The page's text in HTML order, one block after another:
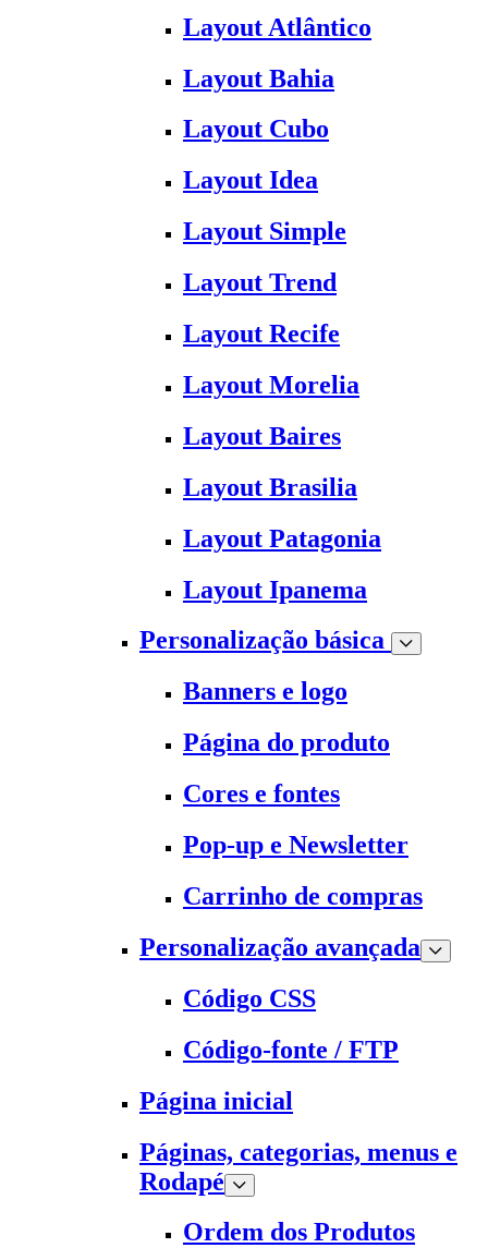
Layout Atlântico
Layout Bahia
Layout Cubo
Layout Idea
Layout Simple
Layout Trend
Layout Recife
Layout Morelia
Layout Baires
Layout Brasilia
Layout Patagonia
Layout Ipanema
Personalização básica
Banners e logo
Página do produto
Cores e fontes
Pop-up e Newsletter
Carrinho de compras
Personalização avançada
Código CSS
Código-fonte / FTP
Página inicial
Páginas, categorias, menus e
Rodapé
Ordem dos Produtos